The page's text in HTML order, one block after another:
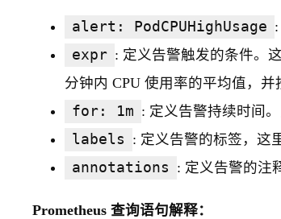
alert: PodCPUHighUsage
expr : 定义告警触发的条件。
分钟内 CPU 使用率的平均值，并
for: 1m : 定义告警持续时间
labels : 定义告警的标签，这
annotations : 定义告警的注
Prometheus 查询语句解释：